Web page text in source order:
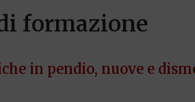
formazione
in pendio, nuove e